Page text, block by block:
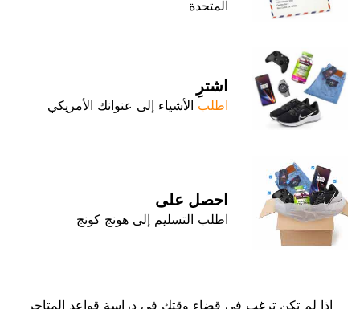
المتحدة
اشترِ
اطلب الأشياء إلى عنوانك الأمريكي
احصل على
اطلب التسليم إلى هونج كونج
إذا لم تكن ترغب في قضاء وقتك في دراسة قواعد المتاجر